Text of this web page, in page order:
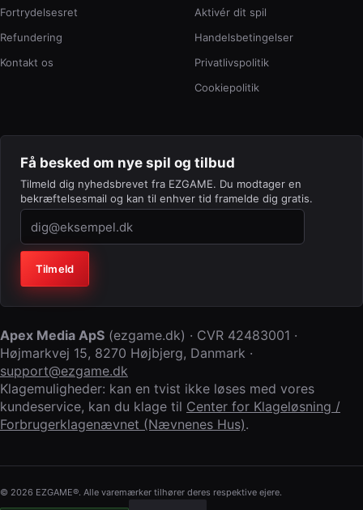
Fortrydelsesret
Refundering
Kontakt os
Aktivér dit spil
Handelsbetingelser
Privatlivspolitik
Cookiepolitik
Få besked om nye spil og tilbud
Tilmeld dig nyhedsbrevet fra EZGAME. Du modtager en
bekræftelsesmail og kan til enhver tid framelde dig gratis.
Virksomhed (lad feltet stå tomt)
Tilmeld
Apex Media ApS (ezgame.dk) · CVR 42483001 ·
Højmarkvej 15, 8270 Højbjerg, Danmark ·
support@ezgame.dk
Klagemuligheder: kan en tvist ikke løses med vores
kundeservice, kan du klage til Center for Klageløsning /
Forbrugerklagenævnet (Nævnenes Hus).
© 2026 EZGAME®. Alle varemærker tilhører deres respektive ejere.